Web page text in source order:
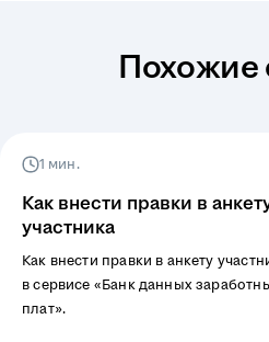
Похожие
1 мин.
Как внести правки в
участника
Как внести правки в анкету
в сервисе «Банк данных
плат».